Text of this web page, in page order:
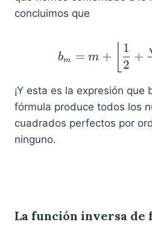
)
concluimos que
bm = m +
2
1
+
¡Y esta es la expresión que
fórmula produce todos los
cuadrados perfectos por
ninguno.
La función inversa de